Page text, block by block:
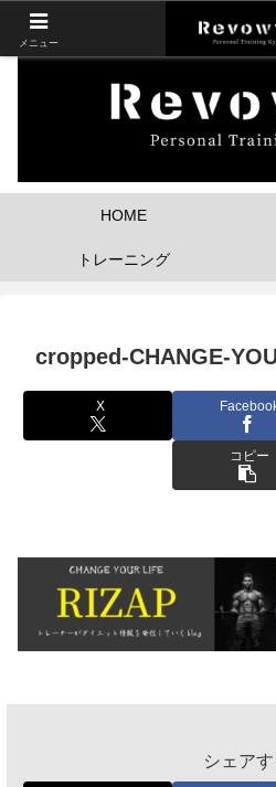
HOME
トレーニング
cropped-CHANGE-
X
コピー
シェアす
メニュー